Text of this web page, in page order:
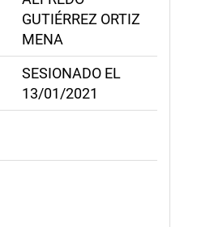
GUTIÉRREZ ORTIZ
MENA
SESIONADO EL
13/01/2021